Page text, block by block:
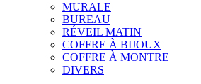
MURALE
BUREAU
RÉVEIL MATIN
COFFRE À BIJOUX
COFFRE À MONTRE
DIVERS